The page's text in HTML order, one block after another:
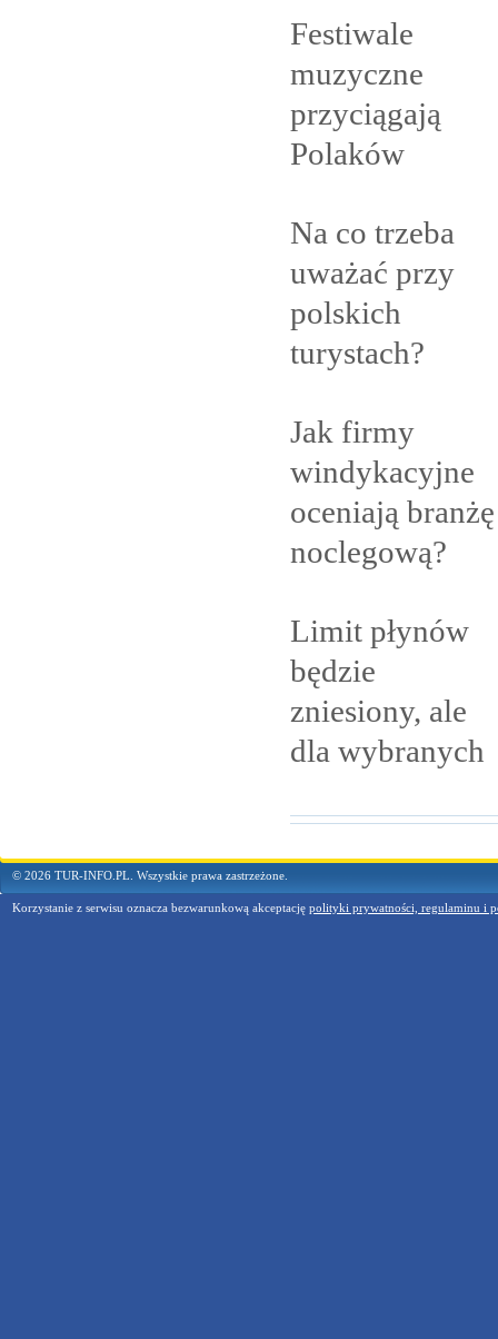
Festiwale
muzyczne
przyciągają
Polaków
Na co trzeba
uważać przy
polskich
turystach?
Jak firmy
windykacyjne
oceniają branżę
noclegową?
Limit płynów
będzie
zniesiony, ale
dla wybranych
© 2026 TUR-INFO.PL. Wszystkie prawa zastrzeżone.
Korzystanie z serwisu oznacza bezwarunkową akceptację polityki prywatności, regulaminu i